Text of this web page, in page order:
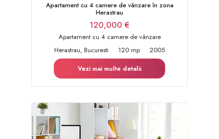
Apartament cu 4 camere de vânzare în zona
Herastrau
120,000 €
Apartament cu 4 camere de vânzare
Herastrau, Bucuresti
120 mp
2005
Vezi mai multe detalii